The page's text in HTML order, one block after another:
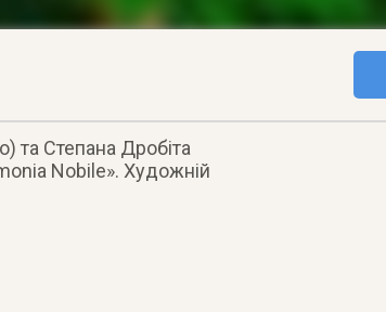
та Степана Дробіта
Nobile». Художній